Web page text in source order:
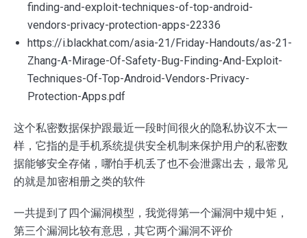
finding-and-exploit-techniques-of-top-android-
vendors-privacy-protection-apps-22336
https://i.blackhat.com/asia-21/Friday-Handouts/as-21-
Zhang-A-Mirage-Of-Safety-Bug-Finding-And-Exploit-
Techniques-Of-Top-Android-Vendors-Privacy-
Protection-Apps.pdf
这个私密数据保护跟最近一段时间很火的隐私协议不太一
样，它指的是手机系统提供安全机制来保护用户的私密数
据能够安全存储，哪怕手机丢了也不会泄露出去，最常见
的就是加密相册之类的软件
一共提到了四个漏洞模型，我觉得第一个漏洞中规中矩，
第三个漏洞比较有意思，其它两个漏洞不评价